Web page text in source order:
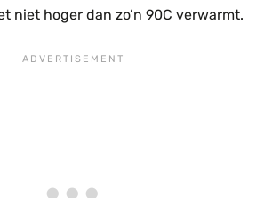
niet hoger dan zo’n 90C verwarmt.